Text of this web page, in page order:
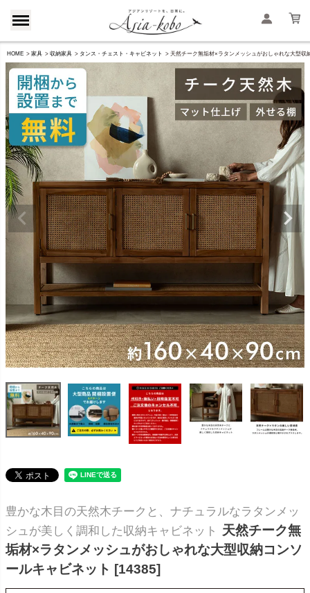
HOME 家具 収納家具 タンス・チェスト・キャビネット 天然チーク無垢材×ラタンメッシュがおしゃれな大型収
豊かな木目の天然木チークと、ナチュラルなラタンメッ
シュが美しく調和した収納キャビネット
天然チーク無
垢材×ラタンメッシュがおしゃれな大型収納コンソ
ールキャビネット [14385]